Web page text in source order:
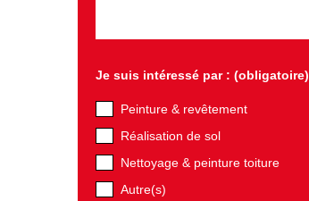
Je suis intéressé par : (obligatoire)
Peinture & revêtement
Réalisation de sol
Nettoyage & peinture toiture
Autre(s)